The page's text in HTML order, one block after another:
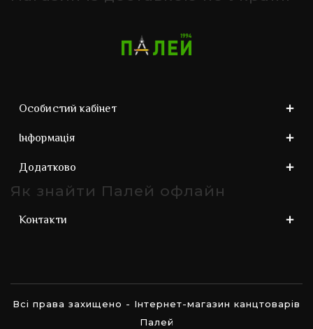
Особистий кабінет
Інформація
Додатково
Як знайти Палей офлайн
Контакти
Всі права захищено - Інтернет-магазин канцтоварів
Палей